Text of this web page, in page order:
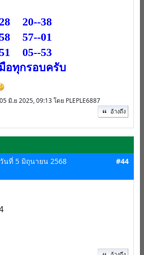
20--38
57--01
05--53
ทุกรอบครับ
มิ.ย 2025, 09:13 โดย PLEPLE6887
อ้างถึง
นที่ 5 มิถุนายน 2568
#44